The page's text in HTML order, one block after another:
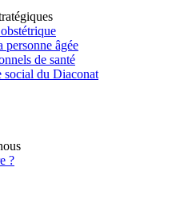
personne âgée
de santé
social du Diaconat
?